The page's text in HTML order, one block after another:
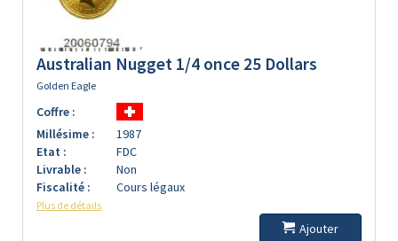
Australian Nugget 1/4 once 25 Dollars
Golden Eagle
Coffre :
Millésime :
1987
Etat :
FDC
Livrable :
Non
Fiscalité :
Cours légaux
Plus de détails
Ajouter